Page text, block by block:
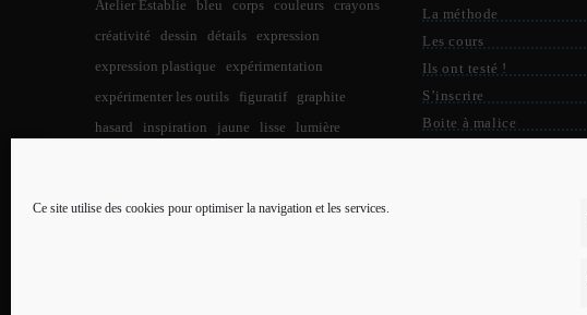
Ce site utilise des cookies pour optimiser la navigation et les services.
Atelier Establie
bleu corps couleurs crayons
créativité
dessin détails expression
expression plastique
expérimentation
expérimenter les outils
figuratif
graphite
hasard
inspiration jaune lisse
lumière
points potentiel créatif
La méthode
Les cours
Ils ont testé !
S’inscrire
Boite à malice
PLUS